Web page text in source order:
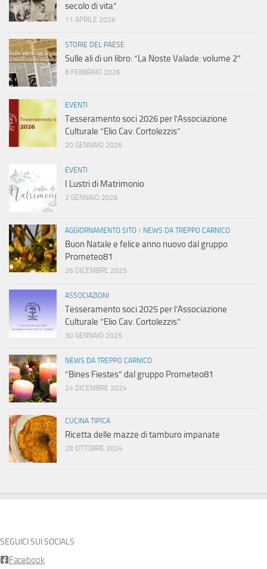
secolo di vita”
11 APRILE 2026
STORIE DEL PAESE
Sulle ali di un libro: “La Noste Valade: volume 2”
8 FEBBRAIO 2026
EVENTI
Tesseramento soci 2026 per l’Associazione
Culturale “Elio Cav. Cortolezzis”
20 GENNAIO 2026
EVENTI
I Lustri di Matrimonio
2 GENNAIO 2026
AGGIORNAMENTO SITO / NEWS DA TREPPO CARNICO
Buon Natale e felice anno nuovo dal gruppo
Prometeo81
26 DICEMBRE 2025
ASSOCIAZIONI
Tesseramento soci 2025 per l’Associazione
Culturale “Elio Cav. Cortolezzis”
30 GENNAIO 2025
NEWS DA TREPPO CARNICO
“Bines Fiestes” dal gruppo Prometeo81
24 DICEMBRE 2024
CUCINA TIPICA
Ricetta delle mazze di tamburo impanate
28 OTTOBRE 2024
SEGUICI SUI SOCIALS
Facebook